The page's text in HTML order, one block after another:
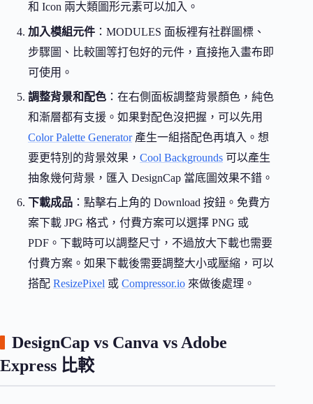
和 Icon 兩大類圖形元素可以加入。
加入模組元件 ：MODULES 面板裡有社群圖標、
步驟圖、比較圖等打包好的元件，直接拖入畫布即
可使用。
調整背景和配色 ：在右側面板調整背景顏色，純色
和漸層都有支援。如果對配色沒把握，可以先用
Color Palette Generator產生一組搭配色再填入。想
要更特別的背景效果， Cool Backgrounds 可以產生
抽象幾何背景，匯入 DesignCap 當底圖效果不錯。
下載成品 ：點擊右上角的 Download 按鈕。免費方
案下載 JPG 格式，付費方案可以選擇 PNG 或
PDF。下載時可以調整尺寸，不過放大下載也需要
付費方案。如果下載後需要調整大小或壓縮，可以
搭配 ResizePixel 或 Compressor.io 來做後處理。
DesignCap vs Canva vs Adobe
Express 比較